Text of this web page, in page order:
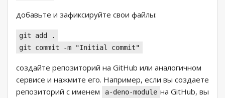
добавьте и зафиксируйте свои файлы:
git add .
git commit -m "Initial commit"
создайте репозиторий на GitHub или аналогичном
сервисе и нажмите его. Например, если вы создаете
репозиторий с именем
a-deno-module на GitHub, вы